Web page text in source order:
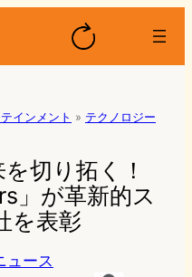
インメント » テクノロジー
切り拓く！
」が革新的ス
を表彰
ュース